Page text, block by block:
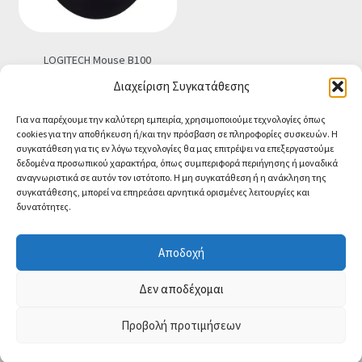
Διαχείριση Συγκατάθεσης
Για να παρέχουμε την καλύτερη εμπειρία, χρησιμοποιούμε τεχνολογίες όπως
cookies για την αποθήκευση ή/και την πρόσβαση σε πληροφορίες συσκευών. Η
συγκατάθεση για τις εν λόγω τεχνολογίες θα μας επιτρέψει να επεξεργαστούμε
δεδομένα προσωπικού χαρακτήρα, όπως συμπεριφορά περιήγησης ή μοναδικά
αναγνωριστικά σε αυτόν τον ιστότοπο. Η μη συγκατάθεση ή η ανάκληση της
συγκατάθεσης, μπορεί να επηρεάσει αρνητικά ορισμένες λειτουργίες και
δυνατότητες.
Αποδοχή
Δεν αποδέχομαι
Προβολή προτιμήσεων
LOGITECH Mouse B100
Τελική τιμή
Προσθήκη στο καλάθι
© CA-MICROLAND 2026
Papaki Managed WordPress with
WooCommerce
Contact us